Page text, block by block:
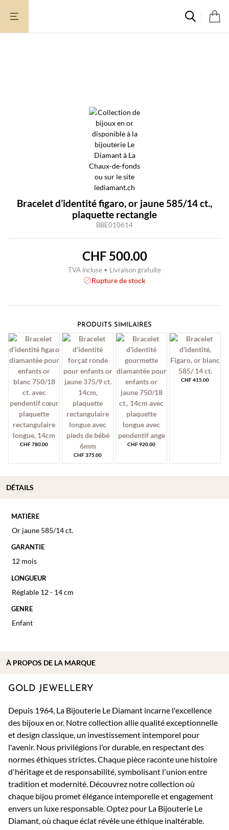
Bracelet d’identité figaro, or jaune 585/14 ct.,
plaquette rectangle
BBE010614
CHF500.00
TVA incluse • Livraison gratuite
Rupture de stock
PRODUITS SIMILAIRES
CHF780.00
CHF375.00
CHF920.00
CHF415.00
MATIÈRE
Or jaune 585/14 ct.
GARANTIE
12 mois
LONGUEUR
Réglable 12 - 14 cm
GENRE
Enfant
GOLD JEWELLERY
Depuis 1964, La Bijouterie Le Diamant incarne l'excellence
des bijoux en or. Notre collection allie qualité exceptionnelle
et design classique, un investissement intemporel pour
l'avenir. Nous privilégions l'or durable, en respectant des
normes éthiques strictes. Chaque pièce raconte une histoire
d'héritage et de responsabilité, symbolisant l'union entre
tradition et modernité. Découvrez notre collection où
chaque bijou promet élégance intemporelle et engagement
envers un luxe responsable. Optez pour La Bijouterie Le
Diamant, où chaque éclat révèle une éthique inaltérable.
DÉTAILS
À PROPOS DE LA MARQUE